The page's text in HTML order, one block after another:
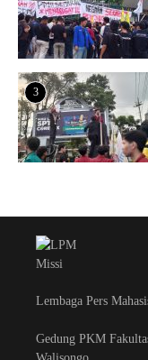
3
Lembaga Pers
Gedung PKM